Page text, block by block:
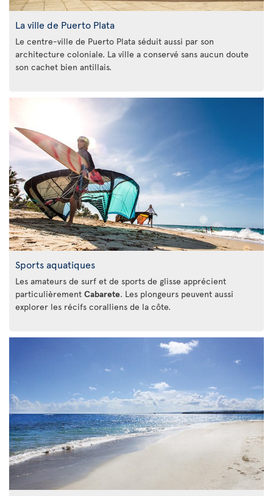
La ville de Puerto Plata
Le centre-ville de Puerto Plata séduit aussi par son
architecture coloniale. La ville a conservé sans aucun doute
son cachet bien antillais.
Sports aquatiques
Les amateurs de surf et de sports de glisse apprécient
particulièrement Cabarete. Les plongeurs peuvent aussi
explorer les récifs coralliens de la côte.